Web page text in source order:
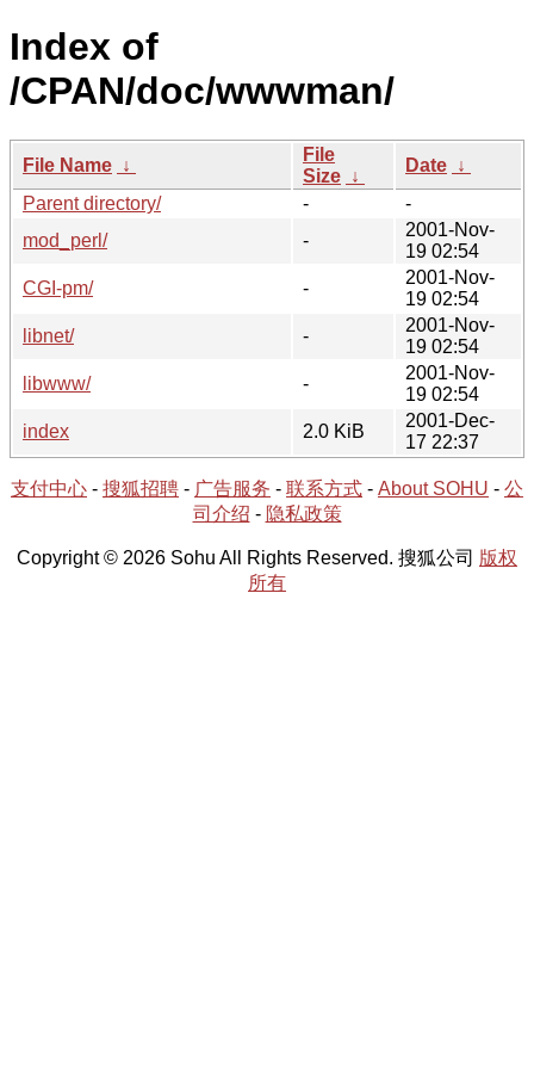
Index of
/CPAN/doc/wwwman/
File Name ↓
File
Size ↓
Date ↓
Parent directory/
-
-
mod_perl/
-
2001-Nov-
19 02:54
CGI-pm/
-
2001-Nov-
19 02:54
libnet/
-
2001-Nov-
19 02:54
libwww/
-
2001-Nov-
19 02:54
index
2.0 KiB
2001-Dec-
17 22:37
支付中心 - 搜狐招聘 - 广告服务 - 联系方式 - About SOHU - 公
司介绍 - 隐私政策
Copyright © 2026 Sohu All Rights Reserved. 搜狐公司 版权
所有